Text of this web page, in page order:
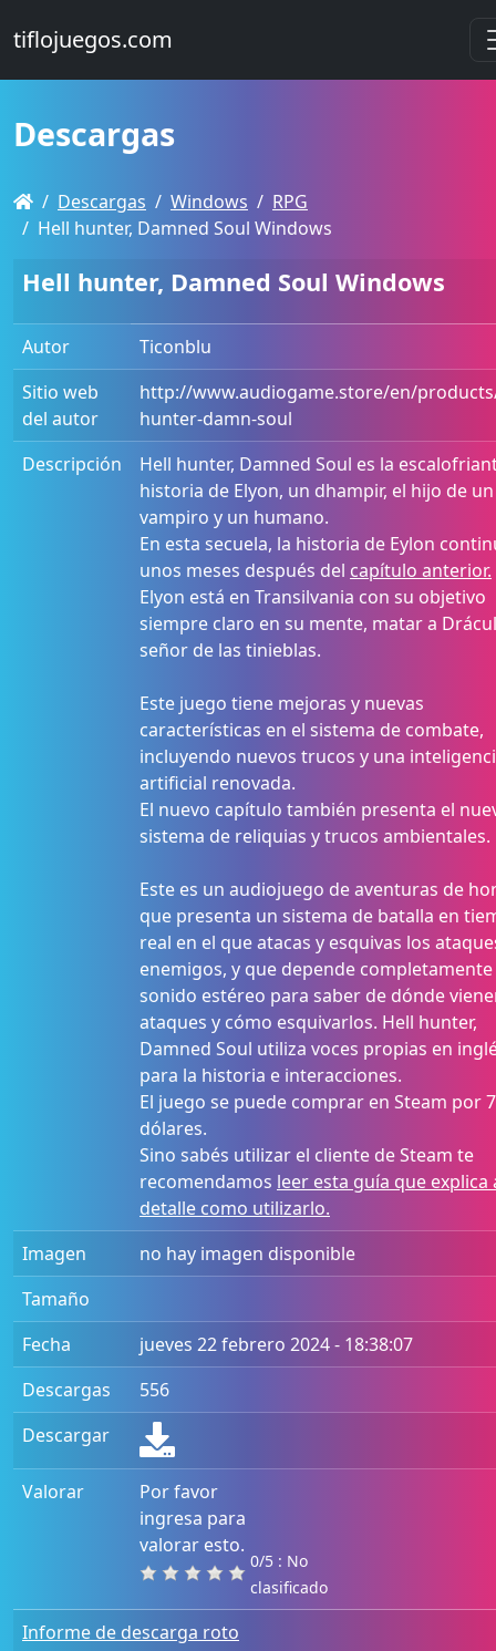
tiflojuegos.com
Descargas
Descargas Windows
RPG
Hell hunter, Damned Soul Windows
Hell hunter, Damned Soul Windows
Autor
Ticonblu
Sitio web
del autor
http://www.audiogame.store/en/
hunter-damn-soul
Descripción
Hell hunter, Damned Soul es la
historia de Elyon, un dhampir, el hijo de un
vampiro y un humano.
En esta secuela, la historia de Eylon
unos meses después del capítulo anterior.
Elyon está en Transilvania con su objetivo
siempre claro en su mente, matar a
señor de las tinieblas.
Este juego tiene mejoras y nuevas
características en el sistema de combate,
incluyendo nuevos trucos y una
artificial renovada.
El nuevo capítulo también presenta el
sistema de reliquias y trucos ambientales.
Este es un audiojuego de aventuras de
que presenta un sistema de batalla en
real en el que atacas y esquivas los
enemigos, y que depende
sonido estéreo para saber de dónde
ataques y cómo esquivarlos. Hell hunter,
Damned Soul utiliza voces propias en
para la historia e interacciones.
El juego se puede comprar en Steam por 7
dólares.
Sino sabés utilizar el cliente de Steam te
recomendamos leer esta guía que explica
detalle como utilizarlo.
Imagen
no hay imagen disponible
Tamaño
Fecha
jueves 22 febrero 2024 - 18:38:07
Descargas
556
Descargar
Valorar
Por favor
ingresa para
valorar esto.
0/5 : No
clasificado
Informe de descarga roto